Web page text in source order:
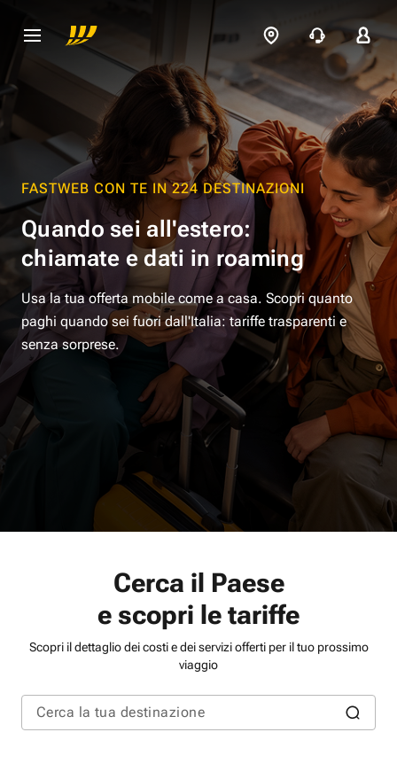
FASTWEB CON TE IN 224 DESTINAZIONI
Quando sei all'estero:
chiamate e dati in roaming
Usa la tua offerta mobile come a casa. Scopri quanto
paghi quando sei fuori dall'Italia: tariffe trasparenti e
senza sorprese.
Cerca il Paese
e scopri le tariffe
Scopri il dettaglio dei costi e dei servizi offerti per il tuo prossimo
viaggio
Cerca la tua destinazione